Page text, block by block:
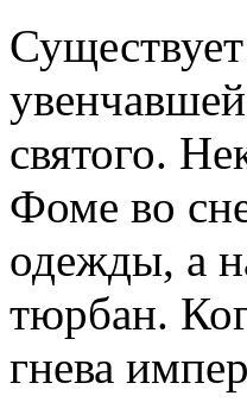
святого.
Фоме во
одежды, а
тюрбан.
гнева